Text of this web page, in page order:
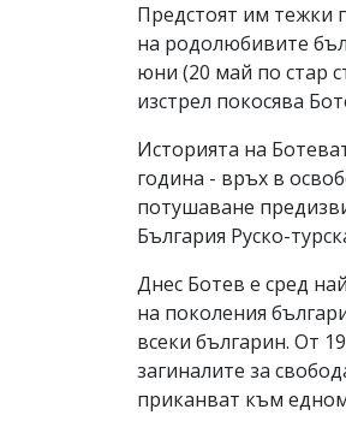
Предстоят им тежки
на родолюбивите
юни (20 май по стар
изстрел покосява
Историята на
година - връх в
потушаване
България Руско-
Днес Ботев е сред
на поколения
всеки българин. От
загиналите за
приканват към